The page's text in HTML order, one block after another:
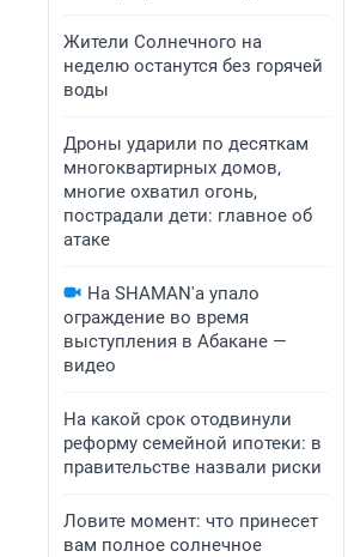
Жители Солнечного на
неделю останутся без горячей
воды
Дроны ударили по десяткам
многоквартирных домов,
многие охватил огонь,
пострадали дети: главное об
атаке
На SHAMAN'а упало
ограждение во время
выступления в Абакане —
видео
На какой срок отодвинули
реформу семейной ипотеки: в
правительстве назвали риски
Ловите момент: что принесет
вам полное солнечное